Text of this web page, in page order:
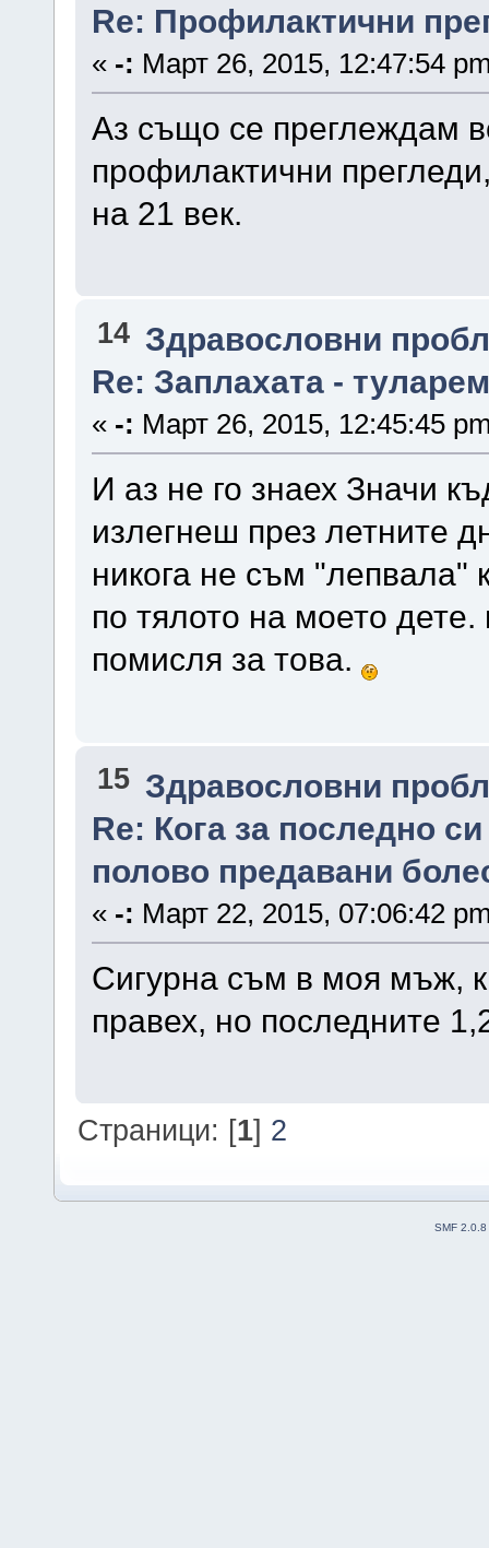
Re: Профилактични
« -: Март 26, 2015, 12:47:54
Аз също се преглеждам
профилактични
на 21 век.
14 Здравословни
Re: Заплахата -
« -: Март 26, 2015, 12:45:45
И аз не го знаех Значи
излегнеш през летните
никога не съм
по тялото на моето
помисля за това.
15 Здравословни
Re: Кога за последно
полово предавани
« -: Март 22, 2015, 07:06:42
Сигурна съм в моя мъж,
правех, но последните
Страници: [1] 2
SMF 2.0.8